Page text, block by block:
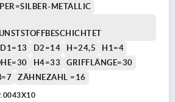
METALLIC
D1=13 D2=14 H=24,5
H1=4
H4=33
GRIFFLÄNGE=30
ZÄHNEZAHL =16